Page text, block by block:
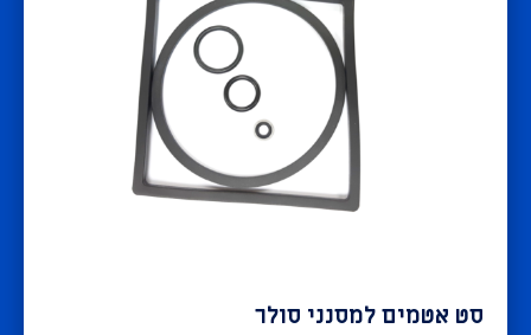
סט אטמים למסנני סולר